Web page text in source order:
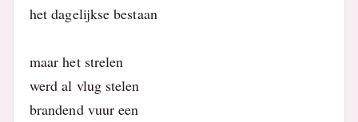
het dagelijkse bestaan
maar het strelen
werd al vlug stelen
brandend vuur een